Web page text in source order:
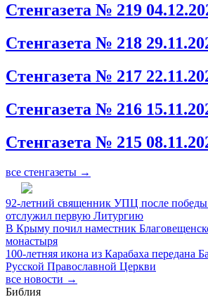
Стенгазета № 219
Стенгазета № 218
Стенгазета № 217
Стенгазета № 216
Стенгазета № 215
все стенгазеты →
92-летний священник УПЦ после
отслужил первую Литургию
В Крыму почил наместник
монастыря
100-летняя икона из Карабаха передана
Русской Православной Церкви
все новости →
Библия